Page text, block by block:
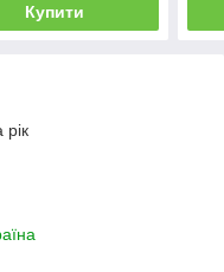
Купити
рік